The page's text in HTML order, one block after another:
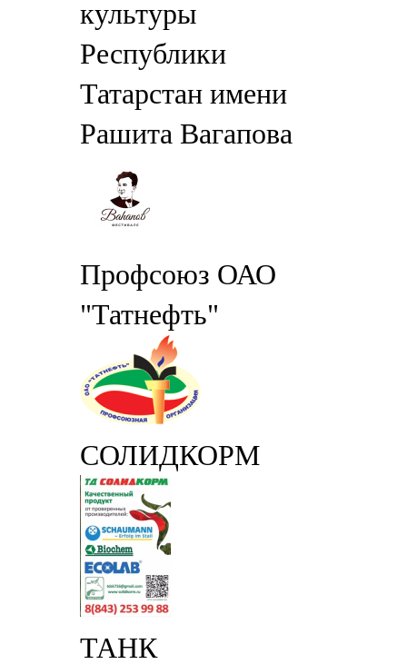
культуры
Республики
Татарстан имени
Рашита Вагапова
Профсоюз ОАО
"Татнефть"
СОЛИДКОРМ
ТАНК